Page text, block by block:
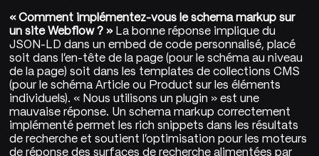
« Comment implémentez-vous le schema markup sur
un site Webflow ? »La bonne réponse implique du
JSON-LD dans un embed de code personnalisé, placé
soit dans l'en-tête de la page (pour le schéma au niveau
de la page) soit dans les templates de collections CMS
(pour le schéma Article ou Product sur les éléments
individuels). « Nous utilisons un plugin » est une
mauvaise réponse. Un schema markup correctement
implémenté permet les rich snippets dans les résultats
de recherche et soutient l'optimisation pour les moteurs
de réponse des surfaces de recherche alimentées par